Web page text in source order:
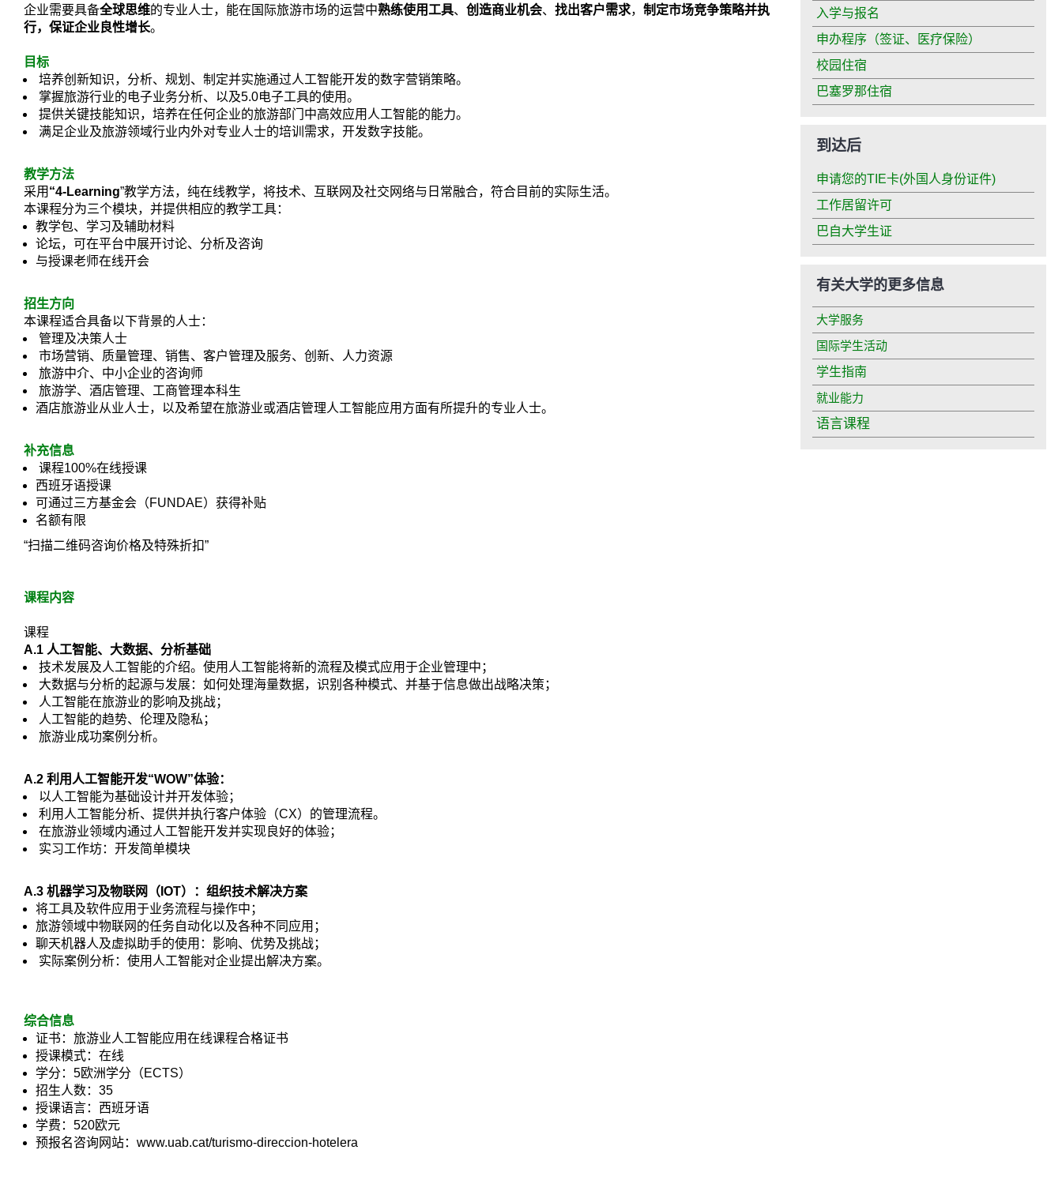
企业需要具备全球思维的专业人士，能在国际旅游市场的运营中熟练使用工具、 创造商业机会、 找出客户需求， 制定市场竞争策略并执
行，保证企业良性增长。
目标
培养创新知识，分析、规划、制定并实施通过人工智能开发的数字营销策略。
掌握旅游行业的电子业务分析、以及5.0电子工具的使用。
提供关键技能知识，培养在任何企业的旅游部门中高效应用人工智能的能力。
满足企业及旅游领域行业内外对专业人士的培训需求，开发数字技能。
教学方法
采用 “4-Learning”教学方法，纯在线教学，将技术、互联网及社交网络与日常融合，符合目前的实际生活。
本课程分为三个模块，并提供相应的教学工具：
教学包、学习及辅助材料
论坛，可在平台中展开讨论、分析及咨询
与授课老师在线开会
招生方向
本课程适合具备以下背景的人士：
管理及决策人士
市场营销、质量管理、销售、客户管理及服务、创新、人力资源
旅游中介、中小企业的咨询师
旅游学、酒店管理、工商管理本科生
酒店旅游业从业人士，以及希望在旅游业或酒店管理人工智能应用方面有所提升的专业人士。
补充信息
课程100%在线授课
西班牙语授课
可通过三方基金会（FUNDAE）获得补贴
名额有限
“扫描二维码咨询价格及特殊折扣”
课程内容
课程
A.1 人工智能、大数据、分析基础
技术发展及人工智能的介绍。使用人工智能将新的流程及模式应用于企业管理中；
大数据与分析的起源与发展：如何处理海量数据，识别各种模式、并基于信息做出战略决策；
人工智能在旅游业的影响及挑战；
人工智能的趋势、伦理及隐私；
旅游业成功案例分析。
A.2 利用人工智能开发“WOW”体验：
以人工智能为基础设计并开发体验；
利用人工智能分析、提供并执行客户体验（CX）的管理流程。
在旅游业领域内通过人工智能开发并实现良好的体验；
实习工作坊：开发简单模块
A.3 机器学习及物联网（IOT）：组织技术解决方案
将工具及软件应用于业务流程与操作中；
旅游领域中物联网的任务自动化以及各种不同应用；
聊天机器人及虚拟助手的使用：影响、优势及挑战；
实际案例分析：使用人工智能对企业提出解决方案。
综合信息
证书：旅游业人工智能应用在线课程合格证书
授课模式：在线
学分：5欧洲学分（ECTS）
招生人数：35
授课语言：西班牙语
学费：520欧元
预报名咨询网站：www.uab.cat/turismo-direccion-hotelera
入学与报名
申办程序（签证、医疗保险）
校园住宿
巴塞罗那住宿
到达后
申请您的TIE卡(外国人身份证件)
工作居留许可
巴自大学生证
有关大学的更多信息
大学服务
国际学生活动
学生指南
就业能力
语言课程